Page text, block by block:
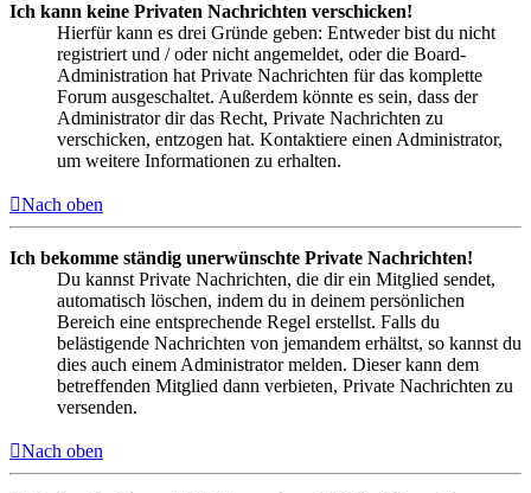
Ich kann keine Privaten Nachrichten verschicken!
Hierfür kann es drei Gründe geben: Entweder bist du nicht
registriert und / oder nicht angemeldet, oder die Board-
Administration hat Private Nachrichten für das komplette
Forum ausgeschaltet. Außerdem könnte es sein, dass der
Administrator dir das Recht, Private Nachrichten zu
verschicken, entzogen hat. Kontaktiere einen Administrator,
um weitere Informationen zu erhalten.
Nach oben
Ich bekomme ständig unerwünschte Private Nachrichten!
Du kannst Private Nachrichten, die dir ein Mitglied sendet,
automatisch löschen, indem du in deinem persönlichen
Bereich eine entsprechende Regel erstellst. Falls du
belästigende Nachrichten von jemandem erhältst, so kannst du
dies auch einem Administrator melden. Dieser kann dem
betreffenden Mitglied dann verbieten, Private Nachrichten zu
versenden.
Nach oben